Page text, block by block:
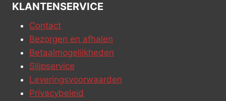
KLANTENSERVICE
Contact
Bezorgen en afhalen
Betaalmogelijkheden
Slijpservice
Leveringsvoorwaarden
Privacybeleid